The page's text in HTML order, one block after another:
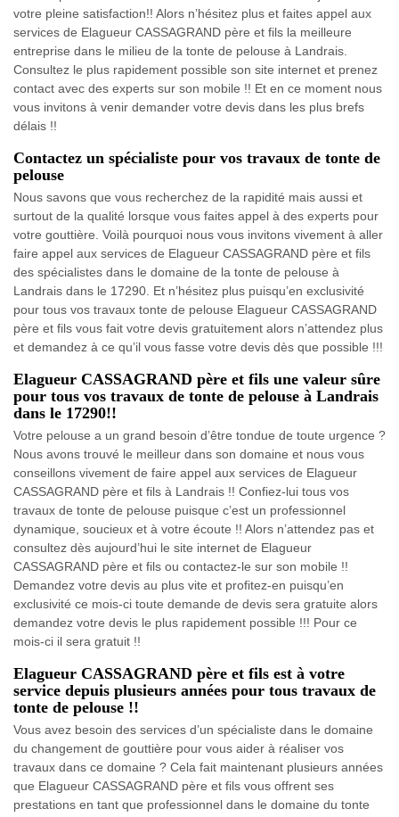
votre pleine satisfaction!! Alors n’hésitez plus et faites appel aux
services de Elagueur CASSAGRAND père et fils la meilleure
entreprise dans le milieu de la tonte de pelouse à Landrais.
Consultez le plus rapidement possible son site internet et prenez
contact avec des experts sur son mobile !! Et en ce moment nous
vous invitons à venir demander votre devis dans les plus brefs
délais !!
Contactez un spécialiste pour vos travaux de tonte de
pelouse
Nous savons que vous recherchez de la rapidité mais aussi et
surtout de la qualité lorsque vous faites appel à des experts pour
votre gouttière. Voilà pourquoi nous vous invitons vivement à aller
faire appel aux services de Elagueur CASSAGRAND père et fils
des spécialistes dans le domaine de la tonte de pelouse à
Landrais dans le 17290. Et n’hésitez plus puisqu’en exclusivité
pour tous vos travaux tonte de pelouse Elagueur CASSAGRAND
père et fils vous fait votre devis gratuitement alors n’attendez plus
et demandez à ce qu’il vous fasse votre devis dès que possible !!!
Elagueur CASSAGRAND père et fils une valeur sûre
pour tous vos travaux de tonte de pelouse à Landrais
dans le 17290!!
Votre pelouse a un grand besoin d’être tondue de toute urgence ?
Nous avons trouvé le meilleur dans son domaine et nous vous
conseillons vivement de faire appel aux services de Elagueur
CASSAGRAND père et fils à Landrais !! Confiez-lui tous vos
travaux de tonte de pelouse puisque c’est un professionnel
dynamique, soucieux et à votre écoute !! Alors n’attendez pas et
consultez dès aujourd’hui le site internet de Elagueur
CASSAGRAND père et fils ou contactez-le sur son mobile !!
Demandez votre devis au plus vite et profitez-en puisqu’en
exclusivité ce mois-ci toute demande de devis sera gratuite alors
demandez votre devis le plus rapidement possible !!! Pour ce
mois-ci il sera gratuit !!
Elagueur CASSAGRAND père et fils est à votre
service depuis plusieurs années pour tous travaux de
tonte de pelouse !!
Vous avez besoin des services d’un spécialiste dans le domaine
du changement de gouttière pour vous aider à réaliser vos
travaux dans ce domaine ? Cela fait maintenant plusieurs années
que Elagueur CASSAGRAND père et fils vous offrent ses
prestations en tant que professionnel dans le domaine du tonte